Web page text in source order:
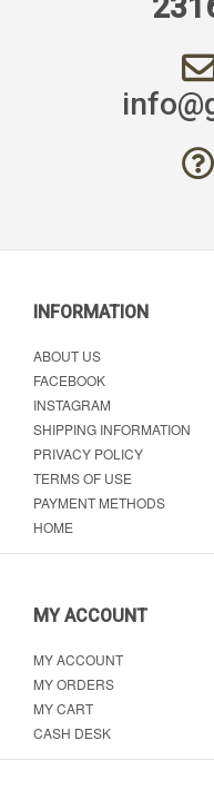
INFORMATION
ABOUT US
FACEBOOK
INSTAGRAM
SHIPPING INFORMATION
PRIVACY POLICY
TERMS OF USE
PAYMENT METHODS
HOME
MY ACCOUNT
MY ACCOUNT
MY ORDERS
MY CART
CASH DESK